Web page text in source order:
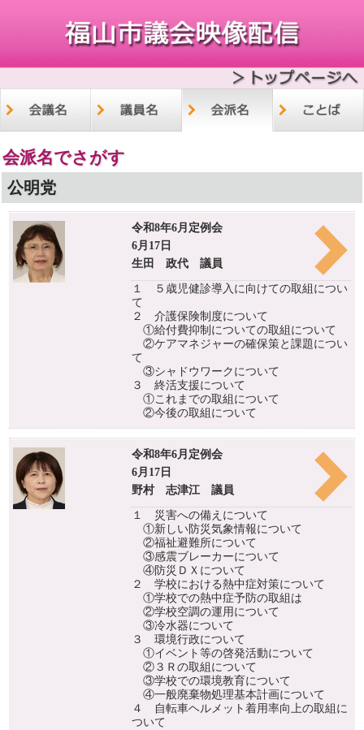
会派名でさがす
公明党
令和8年6月定例会
6月17日
生田 政代 議員
１ ５歳児健診導入に向けての取組につい
て
２ 介護保険制度について
①給付費抑制についての取組について
②ケアマネジャーの確保策と課題につい
て
③シャドウワークについて
３ 終活支援について
①これまでの取組について
②今後の取組について
令和8年6月定例会
6月17日
野村 志津江 議員
１ 災害への備えについて
①新しい防災気象情報について
②福祉避難所について
③感震ブレーカーについて
④防災ＤＸについて
２ 学校における熱中症対策について
①学校での熱中症予防の取組は
②学校空調の運用について
③冷水器について
３ 環境行政について
①イベント等の啓発活動について
②３Ｒの取組について
③学校での環境教育について
④一般廃棄物処理基本計画について
４ 自転車ヘルメット着用率向上の取組に
ついて